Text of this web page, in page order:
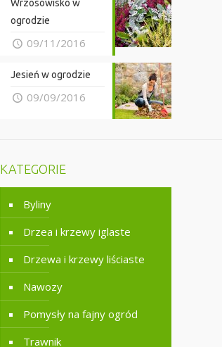
Wrzosowisko w
ogrodzie
09/11/2016
Jesień w ogrodzie
09/09/2016
KATEGORIE
Byliny
Drzea i krzewy iglaste
Drzewa i krzewy liściaste
Nawozy
Pomysły na fajny ogród
Trawnik